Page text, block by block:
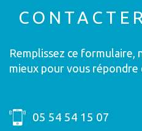
CONTACTER
Remplissez ce formulaire,
mieux pour vous répondre
05 54 54 15 07